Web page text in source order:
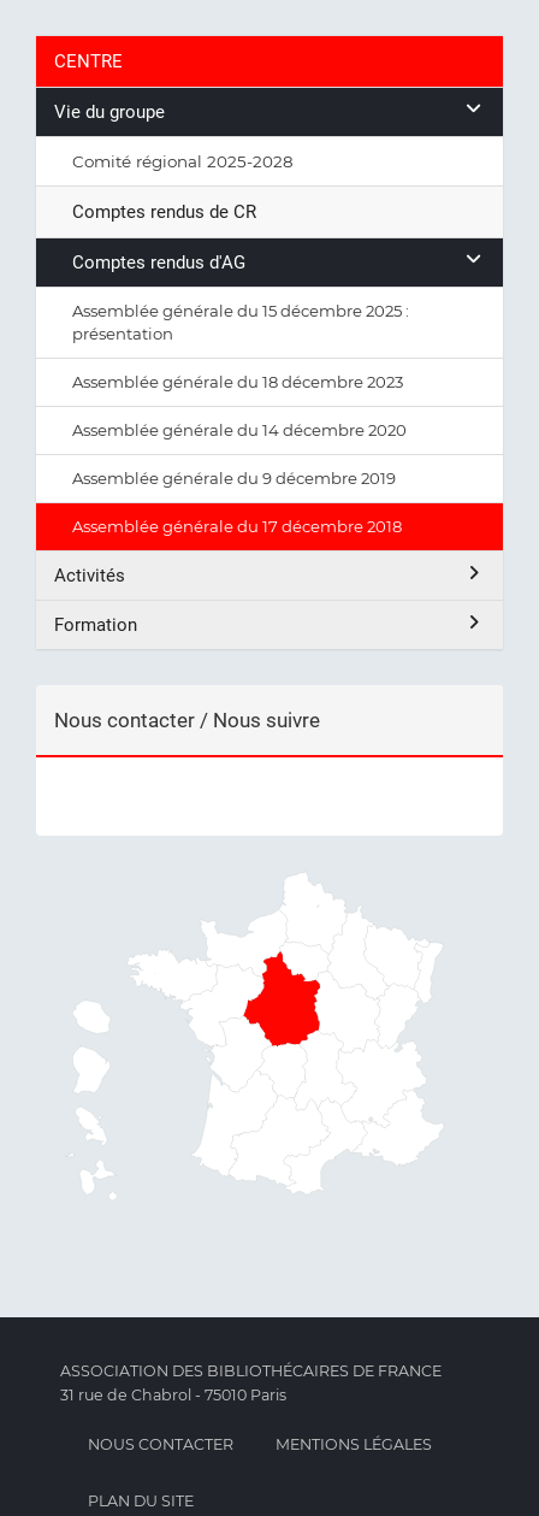
CENTRE
Vie du groupe
Comité régional 2025-2028
Comptes rendus de CR
Comptes rendus d'AG
Assemblée générale du 15 décembre 2025 :
présentation
Assemblée générale du 18 décembre 2023
Assemblée générale du 14 décembre 2020
Assemblée générale du 9 décembre 2019
Assemblée générale du 17 décembre 2018
Activités
Formation
Nous contacter / Nous suivre
ASSOCIATION DES BIBLIOTHÉCAIRES DE FRANCE
31 rue de Chabrol - 75010 Paris
NOUS CONTACTER MENTIONS LÉGALES
PLAN DU SITE